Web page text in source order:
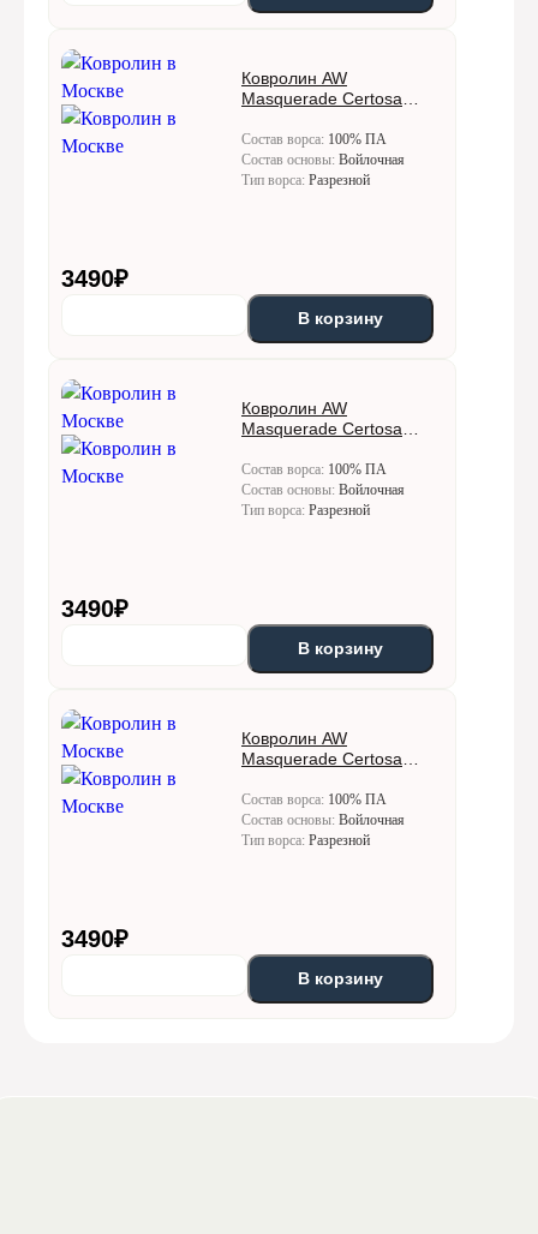
Ковролин AW
Masquerade Certosa
Состав ворса: 100% ПА
Состав основы: Войлочная
Тип ворса: Разрезной
3490₽
В корзину
Ковролин AW
Masquerade Certosa
Состав ворса: 100% ПА
Состав основы: Войлочная
Тип ворса: Разрезной
3490₽
В корзину
Ковролин AW
Masquerade Certosa
Состав ворса: 100% ПА
Состав основы: Войлочная
Тип ворса: Разрезной
3490₽
В корзину